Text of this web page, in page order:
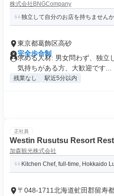
株式会社BNGCompany
独立して自分のお店を持ちません
東京都葛飾区高砂
完全歩合制
求める人材: 男女問わず、独立
気持ちがある方、大歓迎です...
残業なし 駅近5分以内
正社員
Westin Rusutsu Resort
加森観光株式会社
Kitchen Chef, full-time, Hokkaido
〒048-1711北海道虻田郡留寿